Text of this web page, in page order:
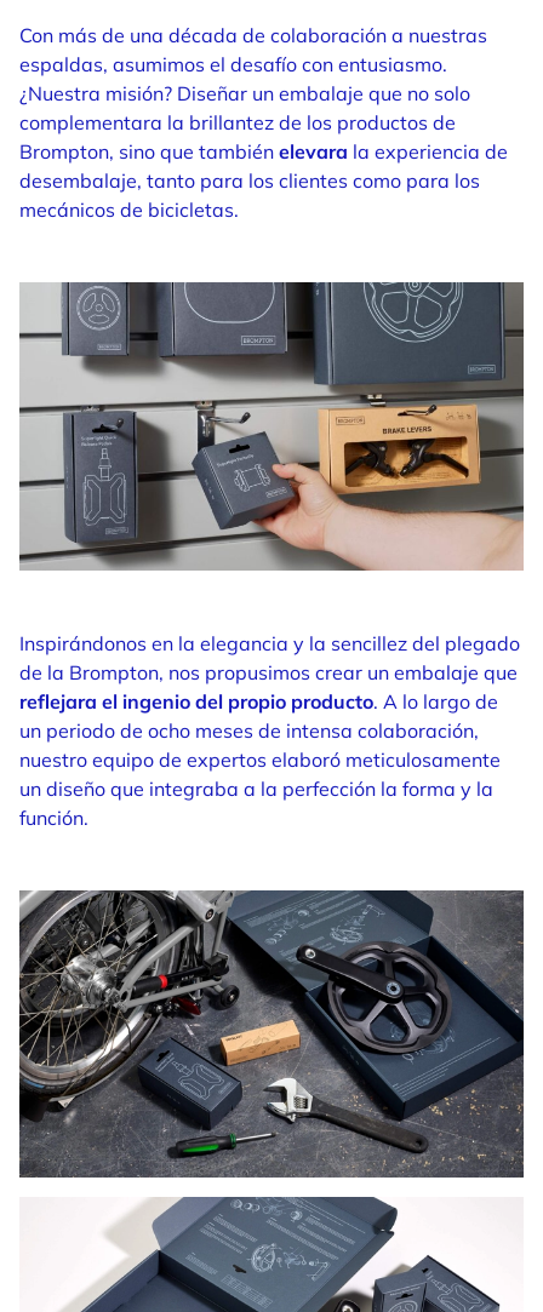
Con más de una década de colaboración a nuestras
espaldas, asumimos el desafío con entusiasmo.
¿Nuestra misión? Diseñar un embalaje que no solo
complementara la brillantez de los productos de
Brompton, sino que también elevara la experiencia de
desembalaje, tanto para los clientes como para los
mecánicos de bicicletas.
Inspirándonos en la elegancia y la sencillez del plegado
de la Brompton, nos propusimos crear un embalaje que
reflejara el ingenio del propio producto. A lo largo de
un periodo de ocho meses de intensa colaboración,
nuestro equipo de expertos elaboró ​​meticulosamente
un diseño que integraba a la perfección la forma y la
función.